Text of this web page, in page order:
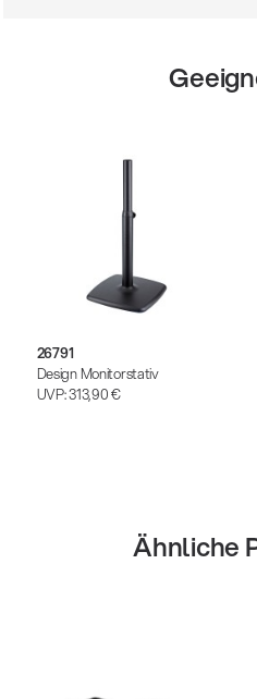
26791
Design Monitorstativ
UVP:313,90 €
Ähnliche